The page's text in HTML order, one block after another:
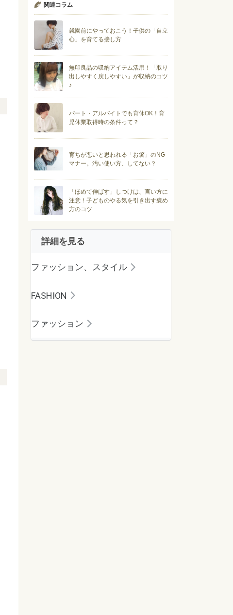
関連コラム
就園前にやっておこう！子供の「自立
心」を育てる接し方
無印良品の収納アイテム活用！「取り
出しやすく戻しやすい」が収納のコツ
♪
パート・アルバイトでも育休OK！育
児休業取得時の条件って？
育ちが悪いと思われる「お箸」のNG
マナー。汚い使い方、してない？
「ほめて伸ばす」しつけは、言い方に
注意！子どものやる気を引き出す褒め
方のコツ
詳細を見る
ファッション、スタイル
FASHION
ファッション